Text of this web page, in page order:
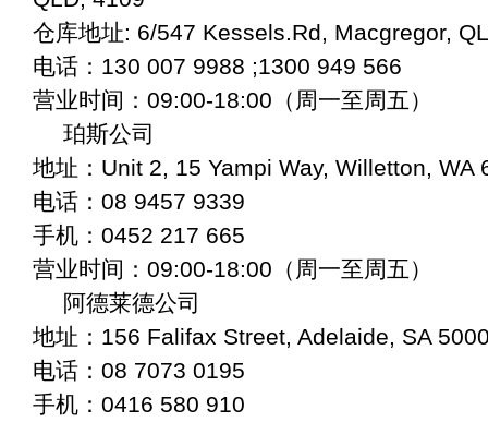
仓库地址: 6/547 Kessels.Rd, Macgregor,
电话：130 007 9988 ;1300 949 566
营业时间：09:00-18:00（周一至周五）
珀斯公司
地址：Unit 2, 15 Yampi Way, Willetton, WA
电话：08 9457 9339
手机：0452 217 665
营业时间：09:00-18:00（周一至周五）
阿德莱德公司
地址：156 Falifax Street, Adelaide, SA
电话：08 7073 0195
手机：0416 580 910